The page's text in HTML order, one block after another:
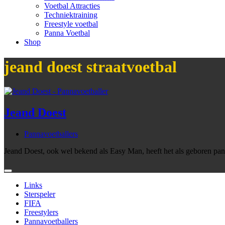
Voetbal Attracties
Techniektraining
Freestyle voetbal
Panna Voetbal
Shop
jeand doest straatvoetbal
Jeand Doest
Pannavoetballers
Jeand Doest, ook wel bekend als Easy Man, heeft het als geboren
Links
Sterspeler
FIFA
Freestylers
Pannavoetballers